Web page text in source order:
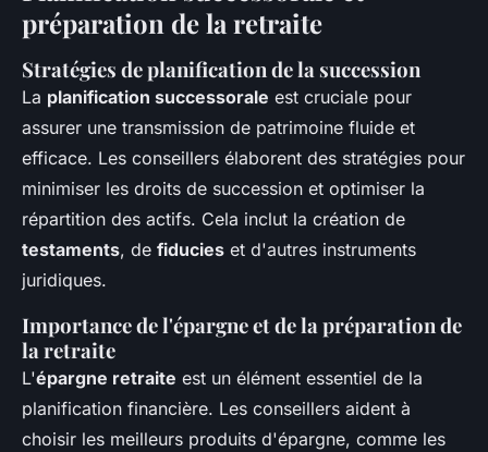
préparation de la retraite
Stratégies de planification de la succession
La planification successorale est cruciale pour
assurer une transmission de patrimoine fluide et
efficace. Les conseillers élaborent des stratégies pour
minimiser les droits de succession et optimiser la
répartition des actifs. Cela inclut la création de
testaments, de fiducies et d'autres instruments
juridiques.
Importance de l'épargne et de la préparation de
la retraite
L'épargne retraite est un élément essentiel de la
planification financière. Les conseillers aident à
choisir les meilleurs produits d'épargne, comme les